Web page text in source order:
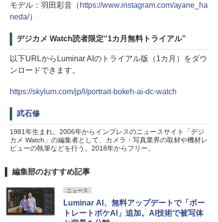
モデル：羽田彩音（ https://www.instagram.com/ayane_ha
neda/）
デジカメ Watch読者限定“1カ月無料トライアル”
以下URLからLuminar AIのトライアル版（1カ月）をダウ
ンロードできます。
https://skylum.com/jp/l/portrait-bokeh-ai-dc-watch
武石修
1981年生まれ。2006年からインプレスのニュースサイト「デジ
カメ Watch」の編集者として、カメラ・写真業界の取材や機材レ
ビューの執筆などを行う。2018年からフリー。
編集部のおすすめ記事
ニュース
Luminar AI、無料アップデートで「ポー
トレートボケAI」追加。AI技術で被写体